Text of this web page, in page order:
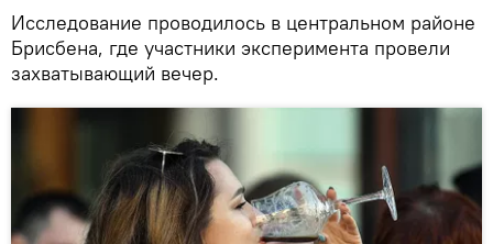
Исследование проводилось в центральном районе
Брисбена, где участники эксперимента провели
захватывающий вечер.